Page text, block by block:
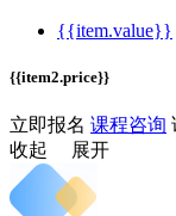
{{item.value}}
{{item2.price}}
立即报名 课程咨询
收起
展开